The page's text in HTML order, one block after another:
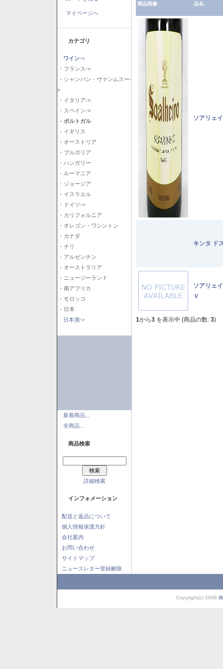
マイページへ
カテゴリ
ワイン->
- フランス->
- シャンパン・ヴァンムスー-
>
- イタリア->
- スペイン->
- ポルトガル
- イギリス
- オーストリア
- ブルガリア
- ハンガリー
- ルーマニア
- ジョージア
- イスラエル
- ドイツ->
- カリフォルニア
- オレゴン・ワシントン
- カナダ
- チリ
- アルゼンチン
- オーストラリア
- ニュージーランド
- 南アフリカ
- モロッコ
- 日本
日本酒->
新着商品...
全商品...
商品検索
詳細検索
インフォメーション
配送と返品について
個人情報保護方針
会社案内
お問い合わせ
サイトマップ
ニュースレター登録解除
商品画像 品名-
ソアリェ
キンタ ド
ソアリェ
Ｖ
1から3 を表示中 (商品の数: 3)
Copyright(c) 2008